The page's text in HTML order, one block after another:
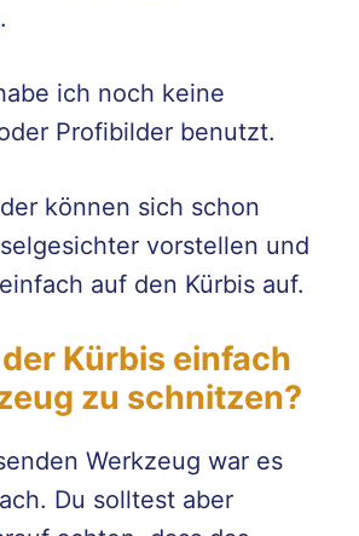
ich noch keine
Profibilder benutzt.
können sich schon
vorstellen und
auf den Kürbis auf.
Kürbis einfach
zu schnitzen?
Werkzeug war es
Du solltest aber